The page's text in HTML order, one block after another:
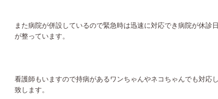
また病院が併設しているので緊急時は迅速に対応でき病院が休診
が整っています。
看護師もいますので持病があるワンちゃんやネコちゃんでも対応
致します。